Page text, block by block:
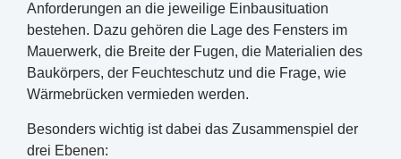
Anforderungen an die jeweilige Einbausituation
bestehen. Dazu gehören die Lage des Fensters im
Mauerwerk, die Breite der Fugen, die Materialien des
Baukörpers, der Feuchteschutz und die Frage, wie
Wärmebrücken vermieden werden.
Besonders wichtig ist dabei das Zusammenspiel der
drei Ebenen: